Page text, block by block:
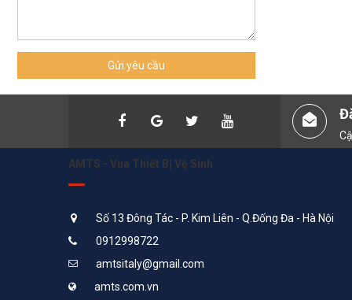
Gửi yêu cầu
AMTS - Vua Thiết Bị Vệ Sinh
Số 13 Đông Tác - P. Kim Liên - Q.Đống Đa - Hà Nội
0912998722
amtsitaly@gmail.com
amts.com.vn